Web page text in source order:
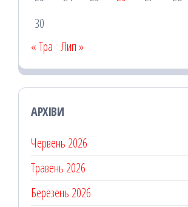
30
« Тра Лип »
АРХІВИ
Червень 2026
Травень 2026
Березень 2026